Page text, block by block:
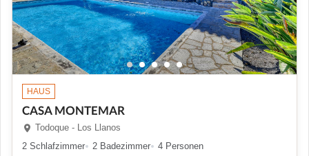
HAUS
CASA MONTEMAR
Todoque - Los Llanos
2 Schlafzimmer
2 Badezimmer
4 Personen